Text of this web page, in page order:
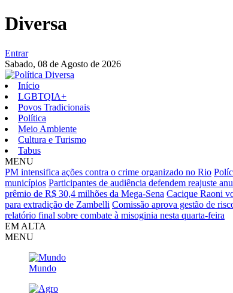
Diversa
Entrar
Sabado, 08 de Agosto de 2026
Início
LGBTQIA+
Povos Tradicionais
Política
Meio Ambiente
Cultura e Turismo
Tabus
MENU
PM intensifica ações contra o crime organizado no Rio
municípios Participantes de audiência defendem reajuste
prêmio de R$ 30,4 milhões da Mega-Sena Cacique Raoni
para extradição de Zambelli Comissão aprova gestão de
relatório final sobre combate à misoginia nesta quarta-feira
EM ALTA
MENU
Mundo